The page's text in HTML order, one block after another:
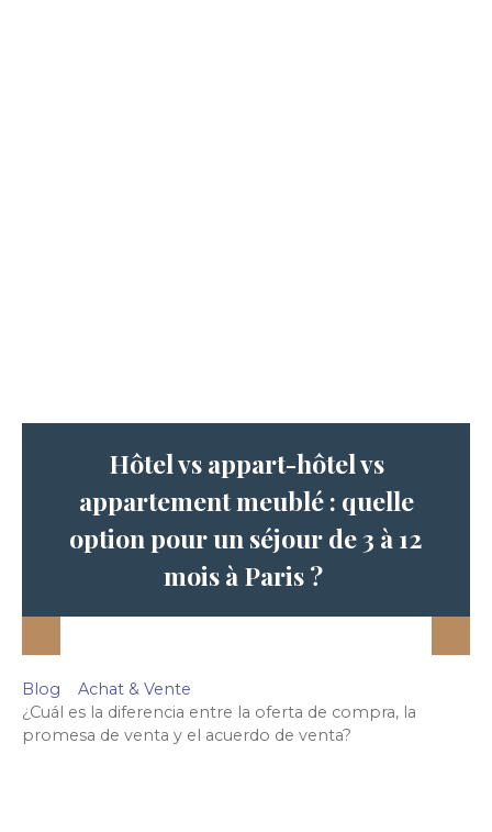
Hôtel vs appart-hôtel vs
appartement meublé : quelle
option pour un séjour de 3 à 12
mois à Paris ?
Blog
Achat & Vente
¿Cuál es la diferencia entre la oferta de compra, la
promesa de venta y el acuerdo de venta?